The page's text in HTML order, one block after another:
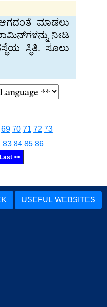
ಮಾಡಲು
ನೀಡಿ
ಸ್ಥಿತಿ. ಸೂಲು
69 70 71 72 73
83 84 85 86
>>
USEFUL WEBSITES